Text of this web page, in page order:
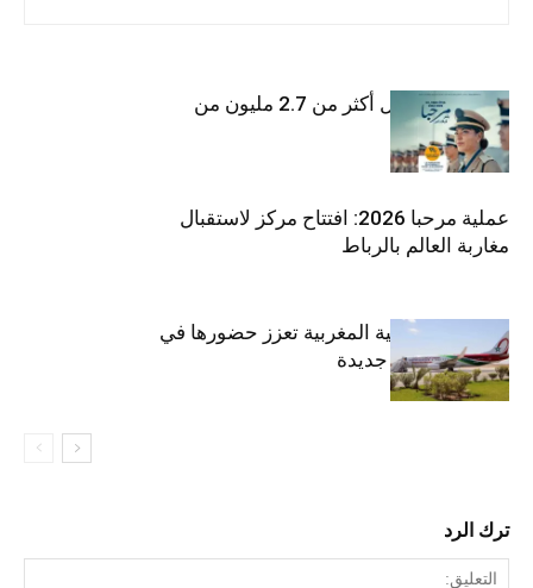
المغرب يستقبل أكثر من 2.7 مليون من
أفراد الجالية
عملية مرحبا 2026: افتتاح مركز لاستقبال
مغاربة العالم بالرباط
الخطوط الملكية المغربية تعزز حضورها في
أوروبا بخطوط جديدة
ترك الرد